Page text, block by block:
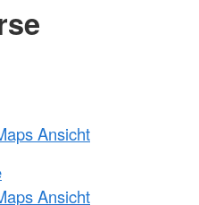
Ansicht
Ansicht